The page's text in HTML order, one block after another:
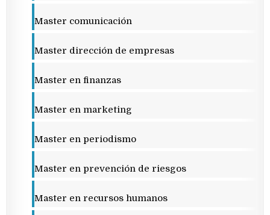
Master comunicación
Master dirección de empresas
Master en finanzas
Master en marketing
Master en periodismo
Master en prevención de riesgos
Master en recursos humanos